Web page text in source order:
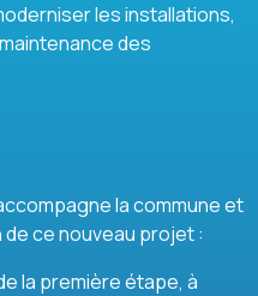
les installations,
des
la commune et
ce nouveau projet :
la première étape, à